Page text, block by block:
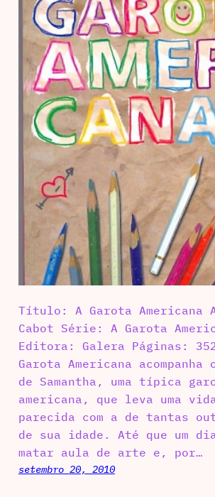
Título: A Garota Americana
Cabot Série: A Garota
Editora: Galera Páginas:
Garota Americana
de Samantha, uma típica
americana, que leva uma
parecida com a de tantas
de sua idade. Até que um
matar aula de arte e, por…
setembro 20, 2010